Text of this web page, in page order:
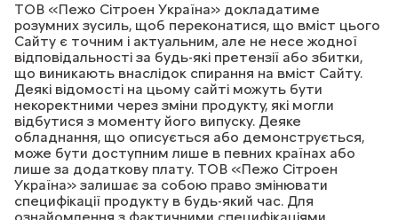
ТОВ «Пежо Сітроен Україна» докладатиме
розумних зусиль, щоб переконатися, що вміст цього
Сайту є точним і актуальним, але не несе жодної
відповідальності за будь-які претензії або збитки,
що виникають внаслідок спирання на вміст Сайту.
Деякі відомості на цьому сайті можуть бути
некоректними через зміни продукту, які могли
відбутися з моменту його випуску. Деяке
обладнання, що описується або демонструється,
може бути доступним лише в певних країнах або
лише за додаткову плату. ТОВ «Пежо Сітроен
Україна» залишає за собою право змінювати
специфікації продукту в будь-який час. Для